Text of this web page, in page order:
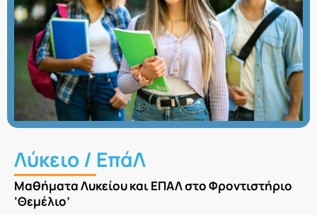
Λύκειο / ΕπάΛ
Μαθήματα Λυκείου και ΕΠΑΛ στο Φροντιστήριο
‘Θεμέλιο’